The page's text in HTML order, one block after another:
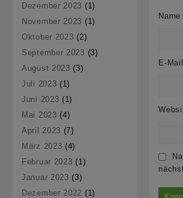
Dezember 2023 (1)
November 2023 (1)
Oktober 2023 (2)
September 2023 (3)
August 2023 (3)
Juli 2023 (1)
Juni 2023 (1)
Mai 2023 (4)
April 2023 (7)
März 2023 (4)
Februar 2023 (1)
Januar 2023 (3)
Dezember 2022 (1)
Name
E-